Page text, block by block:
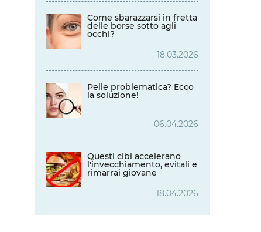
Come sbarazzarsi in fretta
delle borse sotto agli
occhi?
18.03.2026
Pelle problematica? Ecco
la soluzione!
06.04.2026
Questi cibi accelerano
l'invecchiamento, evitali e
rimarrai giovane
18.04.2026